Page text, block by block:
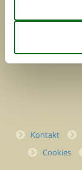
Kontakt
Cookies